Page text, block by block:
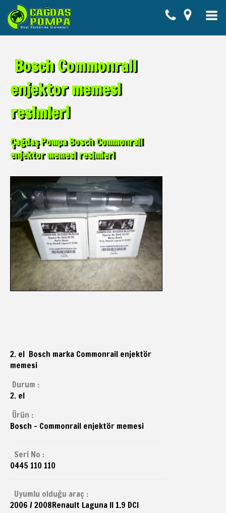
Bosch Commonrail
enjektor memesi
resimleri
Çağdaş Pompa Bosch Commonrail
enjektor memesi resimleri
2. el Bosch marka Commonrail enjektör
memesi
Durum :
2. el
Ürün :
Bosch - Commonrail enjektör memesi
Seri No :
0445 110 110
Uyumlu olduğu araç :
2006 / 2008Renault Laguna II 1.9 DCI